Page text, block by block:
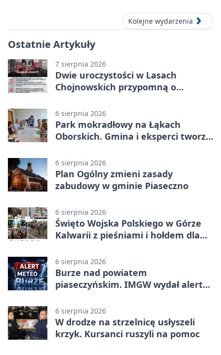
Kolejne wydarzenia
Ostatnie Artykuły
7 sierpnia 2026
Dwie uroczystości w Lasach
Chojnowskich przypomną o
6 sierpnia 2026
Park mokradłowy na Łąkach
Oborskich. Gmina i eksperci tworzą
6 sierpnia 2026
Plan Ogólny zmieni zasady
zabudowy w gminie Piaseczno
6 sierpnia 2026
Święto Wojska Polskiego w Górze
Kalwarii z pieśniami i hołdem dla
6 sierpnia 2026
Burze nad powiatem
piaseczyńskim. IMGW wydał alert
6 sierpnia 2026
W drodze na strzelnicę usłyszeli
krzyk. Kursanci ruszyli na pomoc